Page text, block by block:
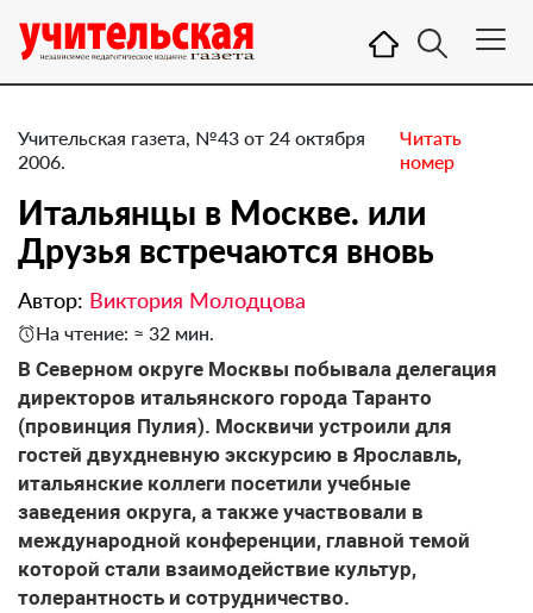
Учительская газета, №43 от 24 октября
2006.
Читать
номер
Итальянцы в Москве. или
Друзья встречаются вновь
Автор: Виктория Молодцова
На чтение: ≈ 32 мин.
В Северном округе Москвы побывала делегация
директоров итальянского города Таранто
(провинция Пулия). Москвичи устроили для
гостей двухдневную экскурсию в Ярославль,
итальянские коллеги посетили учебные
заведения округа, а также участвовали в
международной конференции, главной темой
которой стали взаимодействие культур,
толерантность и сотрудничество.